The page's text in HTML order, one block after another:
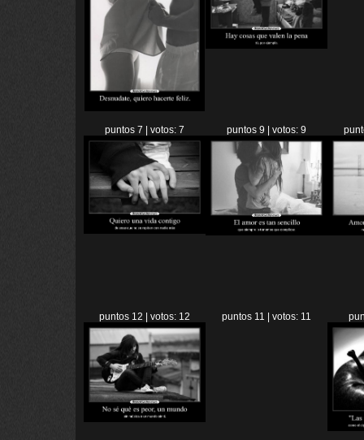
puntos 7 | votos: 7 puntos 9 | votos: 9
puntos 12 | votos: 12 puntos 11 | votos: 11